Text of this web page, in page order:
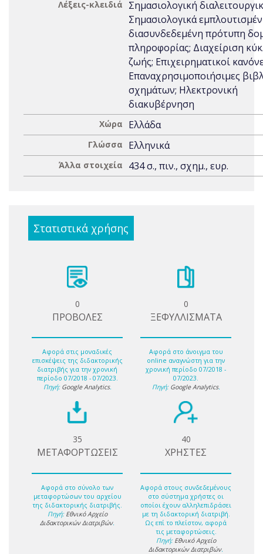
Λέξεις-κλειδιά
Σημασιολογική
Σημασιολογικά
διασυνδεδεμένη πρότυπη
πληροφορίας; Διαχείριση
ζωής; Επιχειρηματικοί
Επαναχρησιμοποιήσιμες
σχημάτων; Ηλεκτρονική
διακυβέρνηση
Χώρα Ελλάδα
Γλώσσα Ελληνικά
Άλλα στοιχεία 434 σ., πιν., σχημ., ευρ.
Στατιστικά χρήσης
0
ΠΡΟΒΟΛΕΣ
Αφορά στις μοναδικές
επισκέψεις της διδακτορικής
διατριβής για την χρονική
περίοδο 07/2018 - 07/2023.
Πηγή: Google Analytics.
0
ΞΕΦΥΛΛΙΣΜΑΤΑ
Αφορά στο άνοιγμα του
online αναγνώστη για την
χρονική περίοδο 07/2018 -
07/2023.
Πηγή: Google Analytics.
35
ΜΕΤΑΦΟΡΤΩΣΕΙΣ
Αφορά στο σύνολο των
μεταφορτώσων του αρχείου
της διδακτορικής διατριβής.
Πηγή: Εθνικό Αρχείο
Διδακτορικών Διατριβών.
40
ΧΡΗΣΤΕΣ
Αφορά στους συνδεδεμένους
στο σύστημα χρήστες οι
οποίοι έχουν αλληλεπιδράσει
με τη διδακτορική διατριβή.
Ως επί το πλείστον, αφορά
τις μεταφορτώσεις.
Πηγή: Εθνικό Αρχείο
Διδακτορικών Διατριβών.